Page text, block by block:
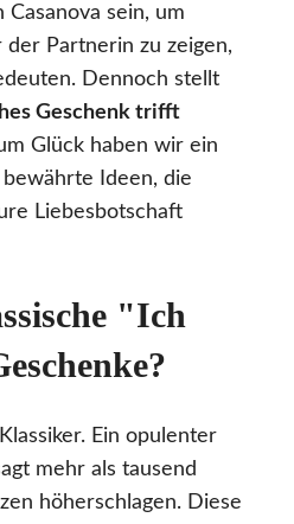
Casanova sein, um
Partnerin zu zeigen,
Dennoch stellt
Geschenk trifft
Glück haben wir ein
Ideen, die
Liebesbotschaft
"Ich
Ein opulenter
mehr als tausend
höherschlagen. Diese